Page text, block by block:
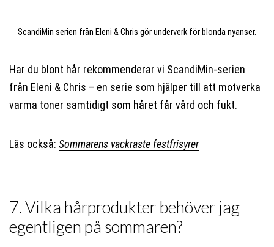
ScandiMin serien från Eleni & Chris gör underverk för blonda nyanser.
Har du blont hår rekommenderar vi ScandiMin-serien
från Eleni & Chris – en serie som hjälper till att motverka
varma toner samtidigt som håret får vård och fukt.
Läs också: Sommarens vackraste festfrisyrer
7. Vilka hårprodukter behöver jag
egentligen på sommaren?